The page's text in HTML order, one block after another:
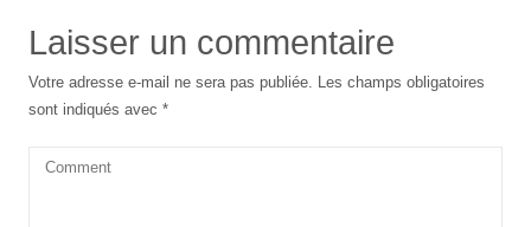
Laisser un commentaire
Votre adresse e-mail ne sera pas publiée. Les champs obligatoires
sont indiqués avec*